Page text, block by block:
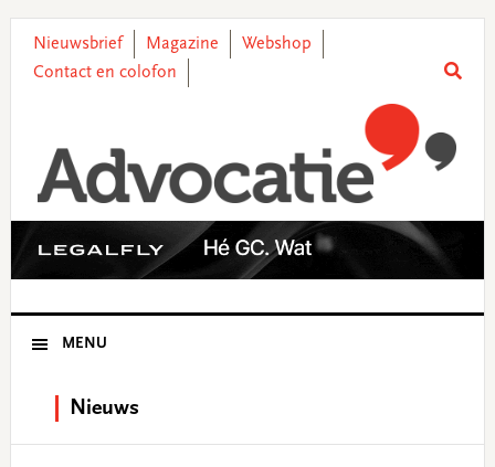
primary
main
primary
footer
Nieuwsbrief Magazine
Webshop
Contact en colofon
MENU
Nieuws